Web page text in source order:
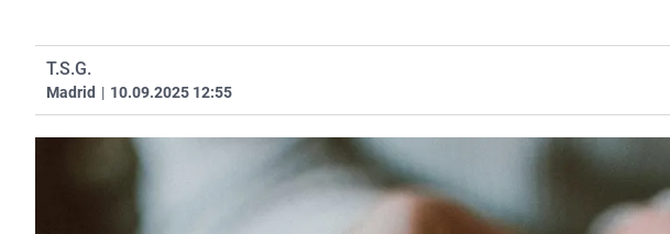
T.S.G.
Madrid | 10.09.2025 12:55